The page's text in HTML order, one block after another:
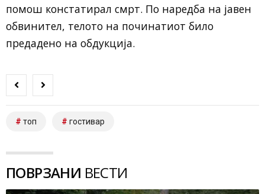
помош констатирал смрт. По наредба на јавен
обвинител, телото на починатиот било
предадено на обдукција.
топ гостивар
ПОВРЗАНИ ВЕСТИ